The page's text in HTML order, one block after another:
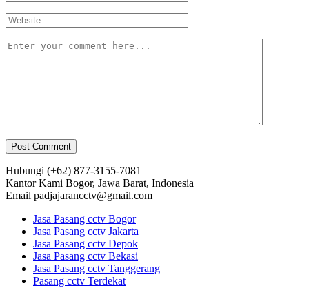
Hubungi (+62) 877-3155-7081
Kantor Kami Bogor, Jawa Barat, Indonesia
Email padjajarancctv@gmail.com
Jasa Pasang cctv Bogor
Jasa Pasang cctv Jakarta
Jasa Pasang cctv Depok
Jasa Pasang cctv Bekasi
Jasa Pasang cctv Tanggerang
Pasang cctv Terdekat